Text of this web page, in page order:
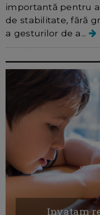
importantă pentru
de stabilitate, fără
a gesturilor de a...
Invatam